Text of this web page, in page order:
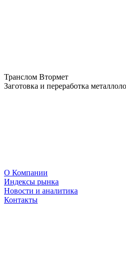
Транслом Втормет
Заготовка и переработка
О Компании
Индексы рынка
Новости и аналитика
Контакты